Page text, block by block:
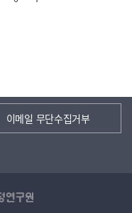
이메일 무단수집거부